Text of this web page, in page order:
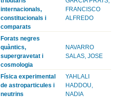
internacionals,
constitucionals i
comparats
FRANCISCO
ALFREDO
Forats negres
quàntics,
supergravetat i
cosmologia
NAVARRO
SALAS, JOSE
Física experimental
de astroparticules i
neutrins
YAHLALI
HADDOU,
NADIA